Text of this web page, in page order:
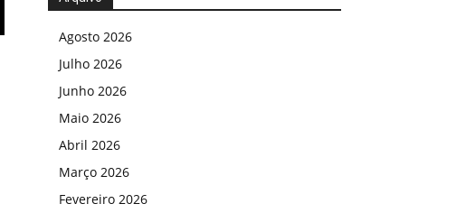
Agosto 2026
Julho 2026
Junho 2026
Maio 2026
Abril 2026
Março 2026
Fevereiro 2026